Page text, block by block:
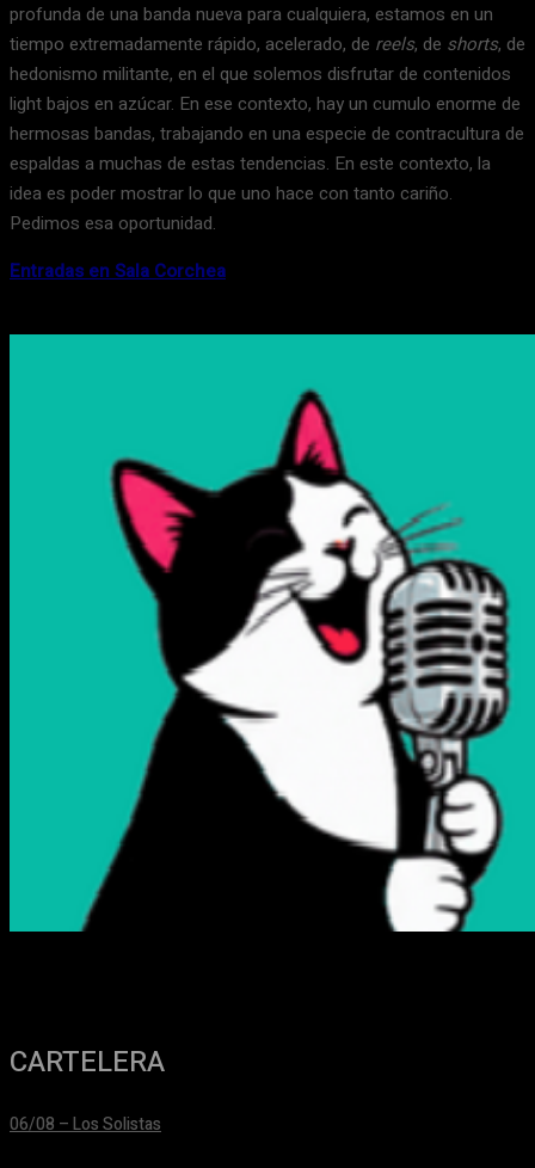
profunda de una banda nueva para cualquiera, estamos en un
tiempo extremadamente rápido, acelerado, de reels, de shorts, de
hedonismo militante, en el que solemos disfrutar de contenidos
light bajos en azúcar. En ese contexto, hay un cumulo enorme de
hermosas bandas, trabajando en una especie de contracultura de
espaldas a muchas de estas tendencias. En este contexto, la
idea es poder mostrar lo que uno hace con tanto cariño.
Pedimos esa oportunidad.
Entradas en Sala Corchea
CARTELERA
06/08 – Los Solistas